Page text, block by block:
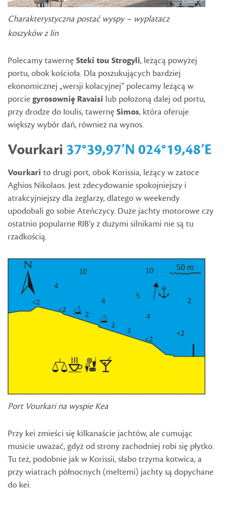
Charakterystyczna postać wyspy – wyplatacz
koszyków z lin
Polecamy tawernęSteki tou Strogyli, leżącą powyżej
portu, obok kościoła. Dla poszukujących bardziej
ekonomicznej „wersji kolacyjnej” polecamy leżącą w
porciegyrosownię Ravaisi lub położoną dalej od portu,
przy drodze do Ioulis, tawernęSimos, która oferuje
większy wybór dań, również na wynos.
Vourkari 37°39,97’N 024°19,48’E
Vourkari to drugi port, obok Korissia, leżący w zatoce
Aghios Nikolaos. Jest zdecydowanie spokojniejszy i
atrakcyjniejszy dla żeglarzy, dlatego w weekendy
upodobali go sobie Ateńczycy. Duże jachty motorowe czy
ostatnio popularne RIB’y z dużymi silnikami nie są tu
rzadkością.
Port Vourkari na wyspie Kea
Przy kei zmieści się kilkanaście jachtów, ale cumując
musicie uważać, gdyż od strony zachodniej robi się płytko.
Tu też, podobnie jak w Korissii, słabo trzyma kotwica, a
przy wiatrach północnych (meltemi) jachty są dopychane
do kei.